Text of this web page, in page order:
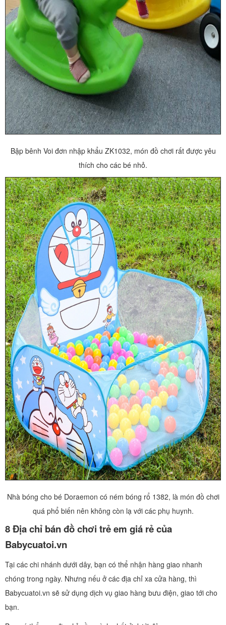
Bập bênh Voi đơn nhập khẩu ZK1032, món đồ chơi rất được yêu
thích cho các bé nhỏ.
Nhà bóng cho bé Doraemon có ném bóng rổ 1382, là món đồ chơi
quá phổ biến nên không còn lạ với các phụ huynh.
8 Địa chỉ bán đồ chơi trẻ em giá rẻ của
Babycuatoi.vn
Tại các chi nhánh dưới dây, bạn có thể nhận hàng giao nhanh
chóng trong ngày. Nhưng nếu ở các địa chỉ xa cửa hàng, thì
Babycuatoi.vn sẽ sử dụng dịch vụ giao hàng bưu điện, giao tới cho
bạn.